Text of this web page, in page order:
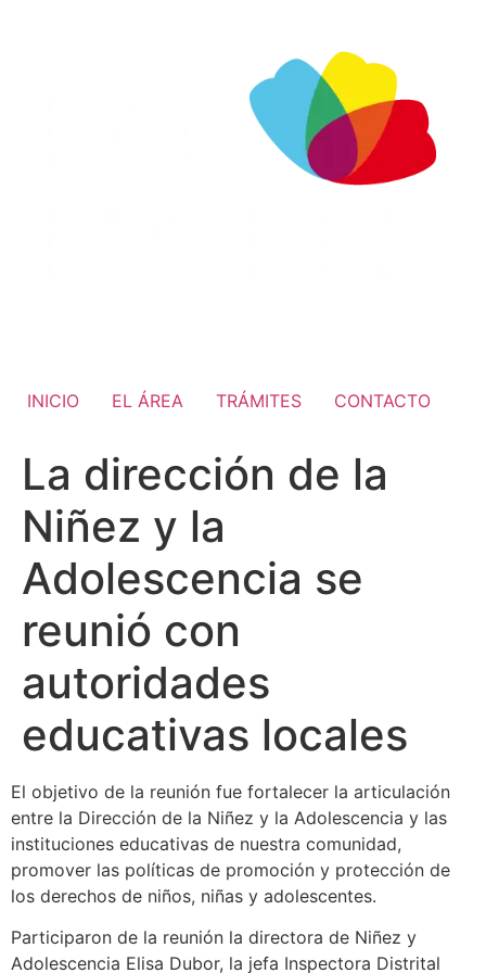
INICIO EL ÁREA TRÁMITES CONTACTO
La dirección de la
Niñez y la
Adolescencia se
reunió con
autoridades
educativas locales
El objetivo de la reunión fue fortalecer la articulación
entre la Dirección de la Niñez y la Adolescencia y las
instituciones educativas de nuestra comunidad,
promover las políticas de promoción y protección de
los derechos de niños, niñas y adolescentes.
Participaron de la reunión la directora de Niñez y
Adolescencia Elisa Dubor, la jefa Inspectora Distrital